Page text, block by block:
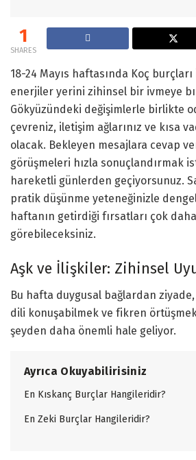
1
SHARES
18-24 Mayıs haftasında Koç
enerjiler yerini zihinsel bir ivmeye
Gökyüzündeki değişimlerle birlikte
çevreniz, iletişim ağlarınız ve kısa
olacak. Bekleyen mesajlara cevap
görüşmeleri hızla sonuçlandırmak
hareketli günlerden geçiyorsunuz.
pratik düşünme yeteneğinizle
haftanın getirdiği fırsatları çok
görebileceksiniz.
Aşk ve İlişkiler: Zihinsel
Bu hafta duygusal bağlardan
dili konuşabilmek ve fikren
şeyden daha önemli hale geliyor.
Ayrıca Okuyabilirisiniz
En Kıskanç Burçlar Hangileridir?
En Zeki Burçlar Hangileridir?